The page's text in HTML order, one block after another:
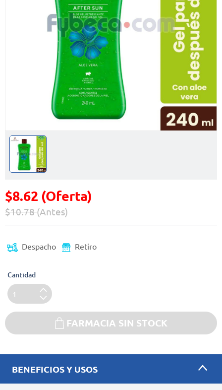
$8.62 (Oferta)
Precio reducido de
$10.78(Antes)
Despacho Retiro
Cantidad
FARMACIA SIN STOCK
BENEFICIOS Y USOS